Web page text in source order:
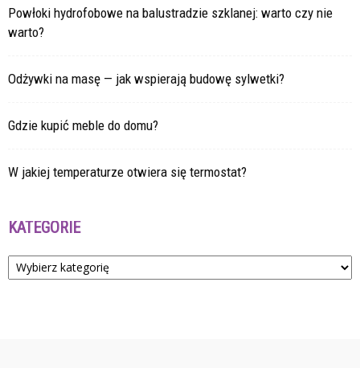
Powłoki hydrofobowe na balustradzie szklanej: warto czy nie
warto?
Odżywki na masę — jak wspierają budowę sylwetki?
Gdzie kupić meble do domu?
W jakiej temperaturze otwiera się termostat?
KATEGORIE
Kategorie